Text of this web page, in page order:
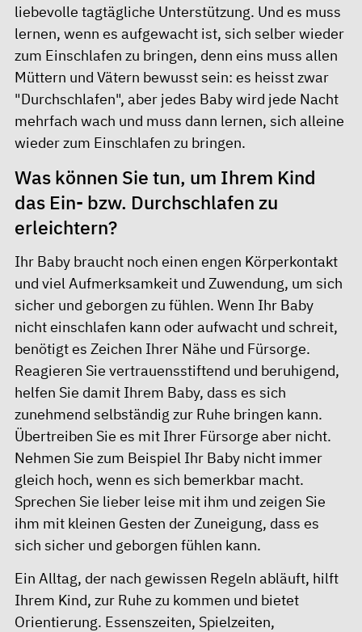
liebevolle tagtägliche Unterstützung. Und es muss
lernen, wenn es aufgewacht ist, sich selber wieder
zum Einschlafen zu bringen, denn eins muss allen
Müttern und Vätern bewusst sein: es heisst zwar
"Durchschlafen", aber jedes Baby wird jede Nacht
mehrfach wach und muss dann lernen, sich alleine
wieder zum Einschlafen zu bringen.
Was können Sie tun, um Ihrem Kind
das Ein- bzw. Durchschlafen zu
erleichtern?
Ihr Baby braucht noch einen engen Körperkontakt
und viel Aufmerksamkeit und Zuwendung, um sich
sicher und geborgen zu fühlen. Wenn Ihr Baby
nicht einschlafen kann oder aufwacht und schreit,
benötigt es Zeichen Ihrer Nähe und Fürsorge.
Reagieren Sie vertrauensstiftend und beruhigend,
helfen Sie damit Ihrem Baby, dass es sich
zunehmend selbständig zur Ruhe bringen kann.
Übertreiben Sie es mit Ihrer Fürsorge aber nicht.
Nehmen Sie zum Beispiel Ihr Baby nicht immer
gleich hoch, wenn es sich bemerkbar macht.
Sprechen Sie lieber leise mit ihm und zeigen Sie
ihm mit kleinen Gesten der Zuneigung, dass es
sich sicher und geborgen fühlen kann.
Ein Alltag, der nach gewissen Regeln abläuft, hilft
Ihrem Kind, zur Ruhe zu kommen und bietet
Orientierung. Essenszeiten, Spielzeiten,